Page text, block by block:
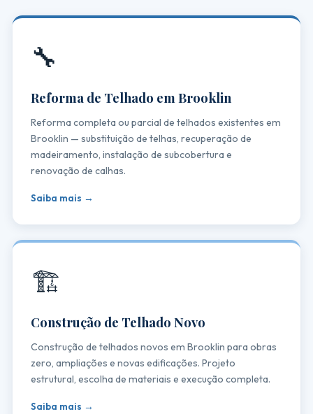
🔧
Reforma de Telhado em Brooklin
Reforma completa ou parcial de telhados existentes em
Brooklin — substituição de telhas, recuperação de
madeiramento, instalação de subcobertura e
renovação de calhas.
Saiba mais →
🏗️
Construção de Telhado Novo
Construção de telhados novos em Brooklin para obras
zero, ampliações e novas edificações. Projeto
estrutural, escolha de materiais e execução completa.
Saiba mais →